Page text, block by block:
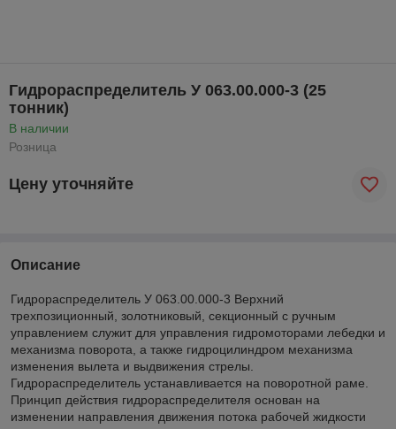
Гидрораспределитель У 063.00.000-3 (25
тонник)
В наличии
Розница
Цену уточняйте
Описание
Гидрораспределитель У 063.00.000-3 Верхний
трехпозиционный, золотниковый, секционный с ручным
управлением служит для управления гидромоторами лебедки и
механизма поворота, а также гидроцилиндром механизма
изменения вылета и выдвижения стрелы.
Гидрораспределитель устанавливается на поворотной раме.
Принцип действия гидрораспределителя основан на
изменении направления движения потока рабочей жидкости